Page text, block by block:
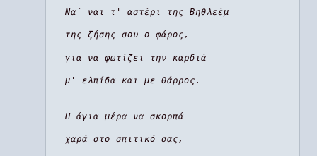
Να΄ ναι τ' αστέρι της Βηθλεέμ
της ζήσης σου ο φάρος,
για να φωτίζει την καρδιά
μ' ελπίδα και με θάρρος.
Η άγια μέρα να σκορπά
χαρά στο σπιτικό σας,